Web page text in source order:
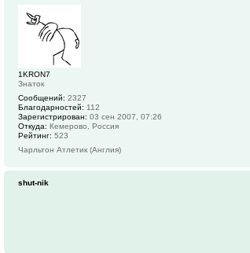
1KRON7
Знаток
Сообщений: 2327
Благодарностей: 112
Зарегистрирован: 03 сен 2007, 07:26
Откуда: Кемерово, Россия
Рейтинг: 523
Чарльтон Атлетик (Англия)
shut-nik